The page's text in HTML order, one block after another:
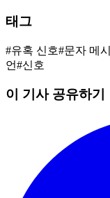
태그
#유혹 신호#문자 메
언#신호
이 기사 공유하기